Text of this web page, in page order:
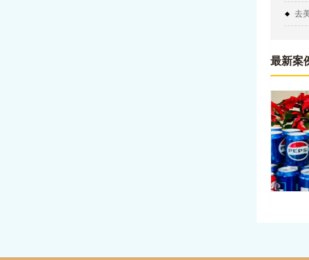
去
最新案